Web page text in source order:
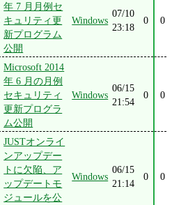
年 7 月月例セ
キュリティ更
新プログラム
公開
Windows
07/10
23:18
0 0
Microsoft 2014
年 6 月の月例
セキュリティ
更新プログラ
ム公開
Windows
06/15
21:54
0 0
JUSTオンライ
ンアップデー
トに欠陥、ア
ップデートモ
ジュールを公
Windows
06/15
21:14
0 0